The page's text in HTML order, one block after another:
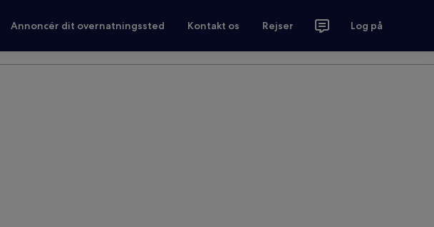
Annoncér dit overnatningssted Kontakt os Rejser Log på